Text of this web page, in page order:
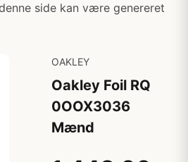
side kan være genereret
OAKLEY
Oakley Foil RQ
0OOX3036
Mænd